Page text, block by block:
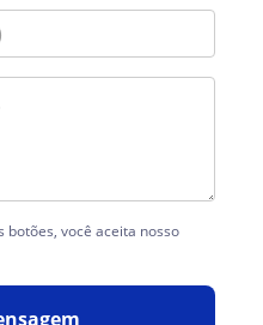
botões, você aceita nosso